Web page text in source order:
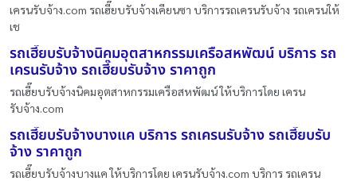
เครนรับจ้าง.com รถเฮี๊ยบรับจ้างเคียนซา บริการรถเครนรับจ้าง รถเครนให้
เช
รถเฮี๊ยบรับจ้างนิคมอุตสาหกรรมเครือสหพัฒน์ บริการ รถ
เครนรับจ้าง รถเฮี๊ยบรับจ้าง ราคาถูก
รถเฮี๊ยบรับจ้างนิคมอุตสาหกรรมเครือสหพัฒน์ ให้บริการโดย เครน
รับจ้าง.com
รถเฮี๊ยบรับจ้างบางแค บริการ รถเครนรับจ้าง รถเฮี๊ยบรับ
จ้าง ราคาถูก
รถเฮี๊ยบรับจ้างบางแค ให้บริการโดย เครนรับจ้าง.com บริการ รถเครน